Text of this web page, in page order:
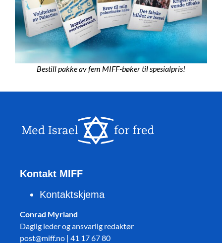
Bestill pakke av fem MIFF-bøker til spesialpris!
Kontakt MIFF
Kontaktskjema
Conrad Myrland
Daglig leder og ansvarlig redaktør
post@miff.no | 41 17 67 80